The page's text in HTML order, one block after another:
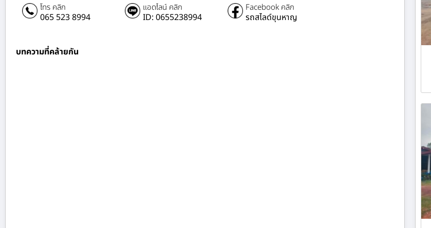
โทร คลิก
065 523 8994
แอดไลน์ คลิก
ID: 0655238994
Facebook คลิก
รถสไลด์ขุนหาญ
บทความที่คล้ายกัน